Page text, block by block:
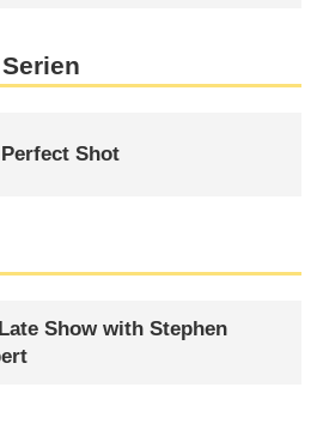
Shot
Show with Stephen